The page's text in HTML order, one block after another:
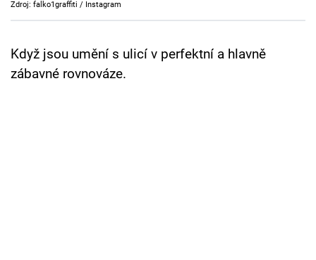
Sledujte prima+
Zdroj: falko1graffiti / Instagram
Když jsou umění s ulicí v perfektní a hlavně
zábavné rovnováze.